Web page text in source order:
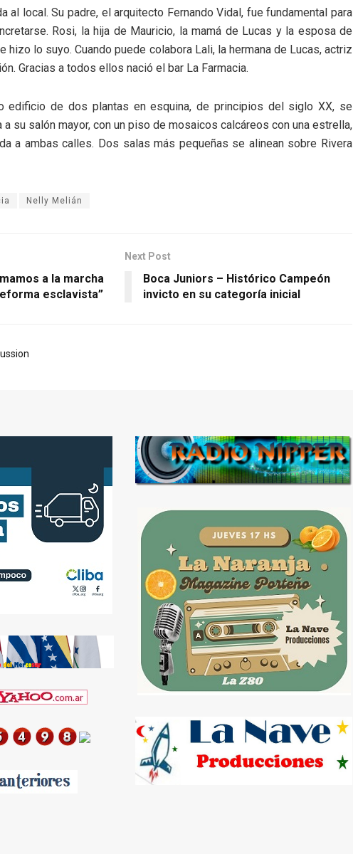
volumen.
al local. Su padre, el arquitecto Fernando Vidal, fue fundamental para
Rosi, la hija de Mauricio, la mamá de Lucas y la esposa de
hizo lo suyo. Cuando puede colabora Lali, la hermana de Lucas, actriz
Gracias a todos ellos nació el bar La Farmacia.
edificio de dos plantas en esquina, de principios del siglo XX, se
a su salón mayor, con un piso de mosaicos calcáreos con una estrella,
a ambas calles. Dos salas más pequeñas se alinean sobre Rivera
Nelly Melián
a la marcha
esclavista”
Next Post
Boca Juniors – Histórico Campeón
invicto en su categoría inicial